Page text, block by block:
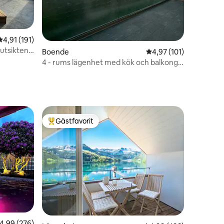
av 5 i genomsnittligt betyg, 191 omdömen
4,91 (191)
Boende 4,97 av 5 i
4,97 (101)
4 - rums lägenhet med kök och balkong,
Populär gästfavorit
Gästfavorit